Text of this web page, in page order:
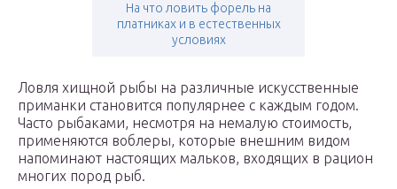
На что ловить форель на
платниках и в естественных
условиях
Ловля хищной рыбы на различные искусственные
приманки становится популярнее с каждым годом.
Часто рыбаками, несмотря на немалую стоимость,
применяются воблеры, которые внешним видом
напоминают настоящих мальков, входящих в рацион
многих пород рыб.